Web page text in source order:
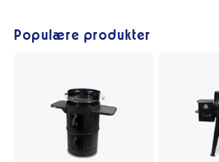
Populære produkter